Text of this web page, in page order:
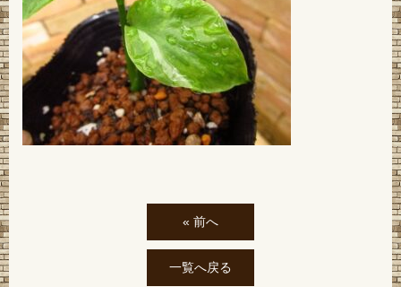
« 前へ
一覧へ戻る